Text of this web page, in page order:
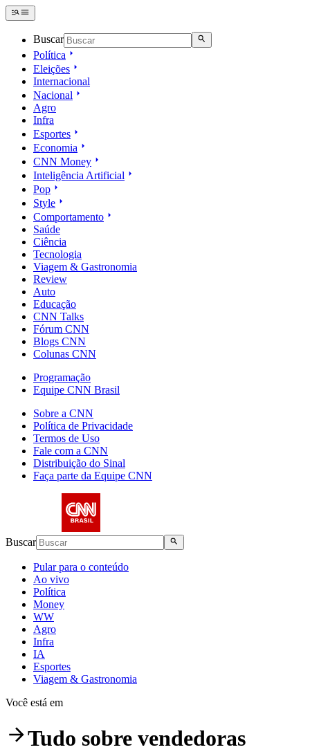
Buscar
Política
Eleições
Internacional
Nacional
Agro
Infra
Esportes
Economia
CNN Money
Inteligência Artificial
Pop
Style
Comportamento
Saúde
Ciência
Tecnologia
Viagem & Gastronomia
Review
Auto
Educação
CNN Talks
Fórum CNN
Blogs CNN
Colunas CNN
Programação
Equipe CNN Brasil
Sobre a CNN
Política de Privacidade
Termos de Uso
Fale com a CNN
Distribuição do Sinal
Faça parte da Equipe CNN
Buscar
Pular para o conteúdo
Ao vivo
Política
Money
WW
Agro
Infra
IA
Esportes
Viagem & Gastronomia
Você está em
Tudo sobre vendedoras